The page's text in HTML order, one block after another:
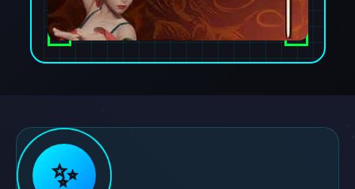
✨